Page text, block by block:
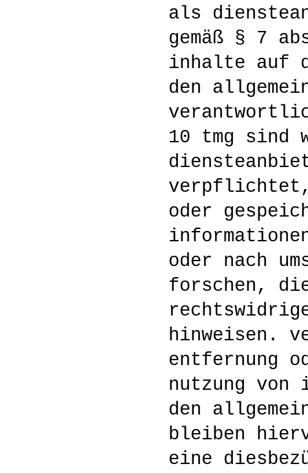
als
gemäß § 7
inhalte auf
den
10 tmg sind
oder
oder nach
forschen,
hinweisen.
entfernung
nutzung von
den
bleiben
eine